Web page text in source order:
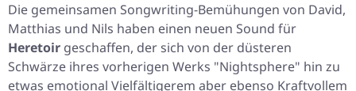
Die gemeinsamen Songwriting-Bemühungen von David,
Matthias und Nils haben einen neuen Sound für
Heretoir geschaffen, der sich von der düsteren
Schwärze ihres vorherigen Werks "Nightsphere" hin zu
etwas emotional Vielfältigerem aber ebenso Kraftvollem